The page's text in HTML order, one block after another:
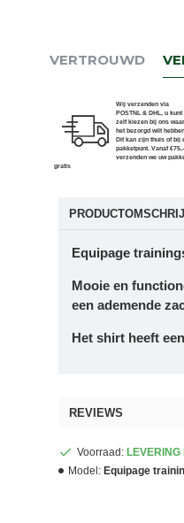
VERTROUWD
Wij verzenden via
POSTNL & DHL, u kunt
zelf kiezen bij ons
het bezorgd wilt hebben.
Dit kan zijn thuis of bij
pakketpunt. Vanaf €75,-
verzenden we uw
gratis
Equipage
Mooie en
een ademende
Het shirt heeft
REVIEWS
Voorraad: LEVERING
Model: Equipage